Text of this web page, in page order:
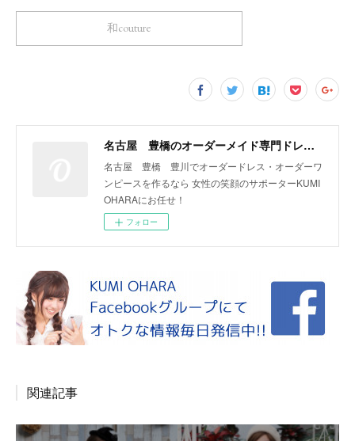
和couture
名古屋 豊橋のオーダーメイド専門ドレスデザイナー KUMI OHARA
名古屋 豊橋 豊川でオーダードレス・オーダーワ
ンピースを作るなら 女性の笑顔のサポーターKUMI
OHARAにお任せ！
フォロー
関連記事